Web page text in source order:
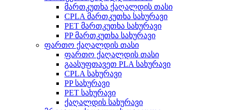
მართკუთხა ქაღალდის თასი
CPLA მართკუთხა სახურავი
PET მართკუთხა სახურავი
PP მართკუთხა სახურავი
ფართო ქაღალდის თასი
ფართო ქაღალდის თასი
გაასუფთავეთ PLA სახურავი
CPLA სახურავი
PP სახურავი
PET სახურავი
ქაღალდის სახურავი